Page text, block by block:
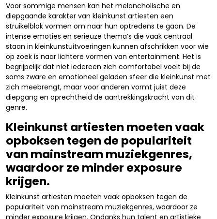
Voor sommige mensen kan het melancholische en
diepgaande karakter van kleinkunst artiesten een
struikelblok vormen om naar hun optredens te gaan. De
intense emoties en serieuze thema’s die vaak centraal
staan in kleinkunstuitvoeringen kunnen afschrikken voor wie
op zoek is naar lichtere vormen van entertainment. Het is
begrijpelijk dat niet iedereen zich comfortabel voelt bij de
soms zware en emotioneel geladen sfeer die kleinkunst met
zich meebrengt, maar voor anderen vormt juist deze
diepgang en oprechtheid de aantrekkingskracht van dit
genre.
Kleinkunst artiesten moeten vaak
opboksen tegen de populariteit
van mainstream muziekgenres,
waardoor ze minder exposure
krijgen.
Kleinkunst artiesten moeten vaak opboksen tegen de
populariteit van mainstream muziekgenres, waardoor ze
minder exposure krijgen. Ondanks hun talent en artistieke